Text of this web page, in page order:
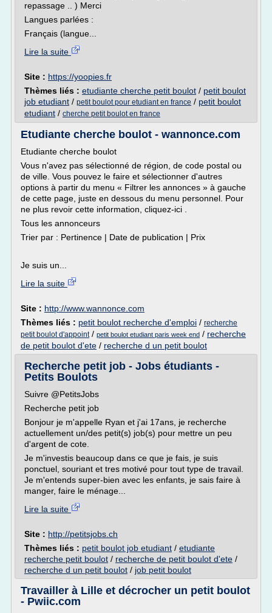
repassage .. ) Merci
Langues parlées :
Français (langue...
Lire la suite
Site : https://yoopies.fr
Thèmes liés : etudiante cherche petit boulot / petit boulot
job etudiant / petit boulot pour etudiant en france / petit boulot
etudiant / cherche petit boulot en france
Etudiante cherche boulot - wannonce.com
Etudiante cherche boulot
Vous n'avez pas sélectionné de région, de code postal ou
de ville. Vous pouvez le faire et sélectionner d'autres
options à partir du menu « Filtrer les annonces » à gauche
de cette page, juste en dessous du menu personnel. Pour
ne plus revoir cette information, cliquez-ici .
Tous les annonceurs
Trier par : Pertinence | Date de publication | Prix
Je suis un...
Lire la suite
Site : http://www.wannonce.com
Thèmes liés : petit boulot recherche d'emploi / recherche
petit boulot d'appoint/ petit boulot etudiant paris week end / recherche
de petit boulot d'ete / recherche d un petit boulot
Recherche petit job - Jobs étudiants -
Petits Boulots
Suivre @PetitsJobs
Recherche petit job
Bonjour je m'appelle Ryan et j'ai 17ans, je recherche
actuellement un/des petit(s) job(s) pour mettre un peu
d'argent de cote.
Je m'investis beaucoup dans ce que je fais, je suis
ponctuel, souriant et tres motivé pour tout type de travail.
Je m'entends super-bien avec les enfants, je sais faire à
manger, faire le ménage...
Lire la suite
Site : http://petitsjobs.ch
Thèmes liés : petit boulot job etudiant / etudiante
recherche petit boulot / recherche de petit boulot d'ete /
recherche d un petit boulot / job petit boulot
Travailler à Lille et décrocher un petit boulot
- Pwiic.com